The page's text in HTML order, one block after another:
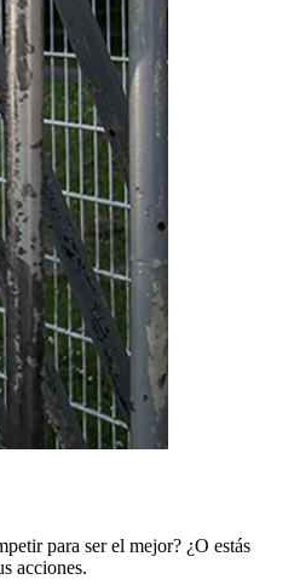
para ser el mejor? ¿O estás
acciones.